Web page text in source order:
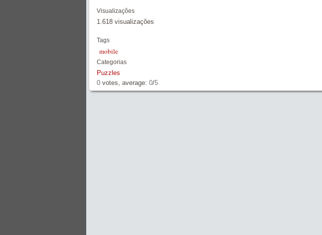
Visualizações
1.618 visualizações
Tags
mobile
Categorias
Puzzles
0 votes, average: 0/5